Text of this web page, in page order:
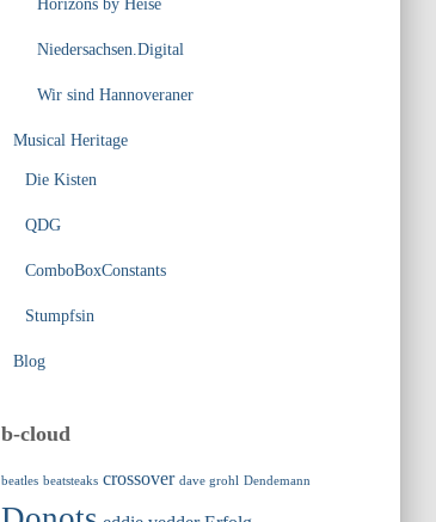
Horizons by Heise
Niedersachsen.Digital
Wir sind Hannoveraner
Musical Heritage
Die Kisten
QDG
ComboBoxConstants
Stumpfsin
Blog
b-cloud
beatles beatsteaks crossover dave grohl Dendemann